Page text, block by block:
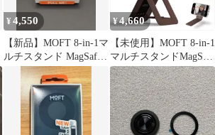
¥4,550
【新品】MOFT 8-in-1マ
ルチスタンド MagSafe
サンライズオレンジ
¥4,660
【未使用】MOFT 8-in-1
マルチスタンドMagSafe
対応カカオブラウン